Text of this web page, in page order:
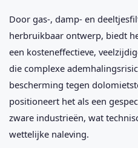
Door gas-, damp- en
herbruikbaar ontwerp, biedt
een kosteneffectieve,
die complexe
bescherming tegen
positioneert het als een
zware industrieën, wat
wettelijke naleving.